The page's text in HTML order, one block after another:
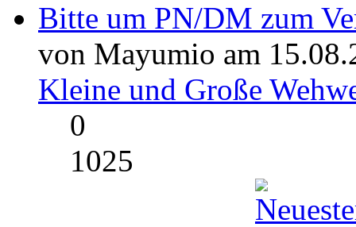
Bitte um PN/DM zum
von Mayumio am
Kleine und Große
0
1025